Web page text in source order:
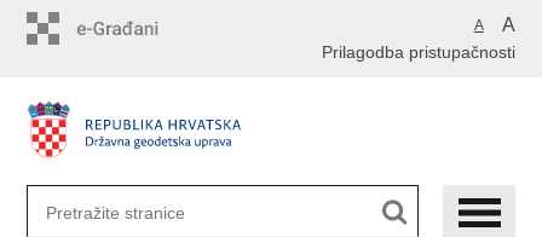
A A
Prilagodba pristupačnosti